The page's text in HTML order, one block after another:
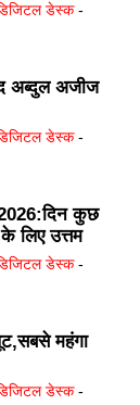
डिजिटल डेस्क -
अब्दुल अजीज
डिजिटल डेस्क -
कुछ
लिए उत्तम
डिजिटल डेस्क -
महंगा
डिजिटल डेस्क -